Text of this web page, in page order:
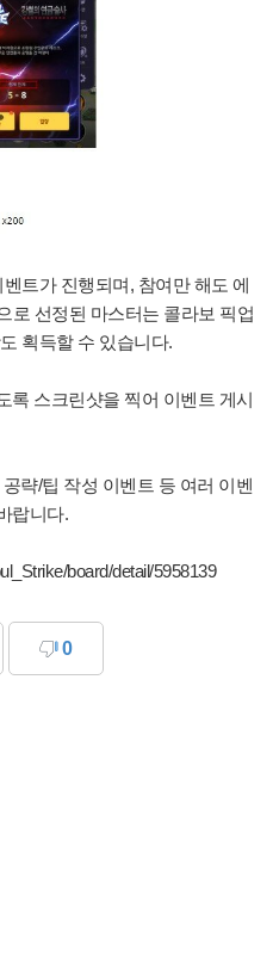
벤트가 진행되며, 참여만 해도 에
로 선정된 마스터는 콜라보 픽업
획득할 수 있습니다.
록 스크린샷을 찍어 이벤트 게시
략/팁 작성 이벤트 등 여러 이벤
랍니다.
board/detail/5958139
0